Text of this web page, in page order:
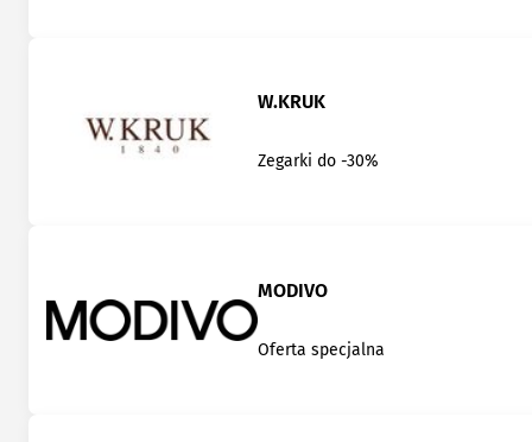
W.KRUK
Zegarki do -30%
MODIVO
Oferta specjalna